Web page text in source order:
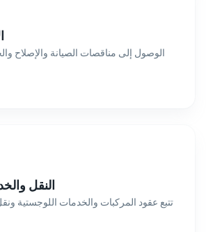
الوصول إلى مناقصات الصيانة والإصلاح
النقل
تتبع عقود المركبات والخدمات اللوجستية